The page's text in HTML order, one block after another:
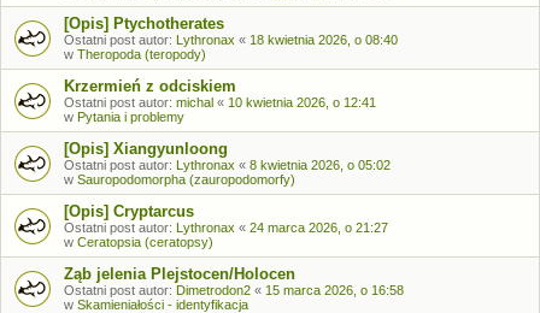
[Opis] Ptychotherates
Ostatni post autor: Lythronax « 18 kwietnia 2026, o 08:40
w Theropoda (teropody)
Krzermień z odciskiem
Ostatni post autor: michal « 10 kwietnia 2026, o 12:41
w Pytania i problemy
[Opis] Xiangyunloong
Ostatni post autor: Lythronax « 8 kwietnia 2026, o 05:02
w Sauropodomorpha (zauropodomorfy)
[Opis] Cryptarcus
Ostatni post autor: Lythronax « 24 marca 2026, o 21:27
w Ceratopsia (ceratopsy)
Ząb jelenia Plejstocen/Holocen
Ostatni post autor: Dimetrodon2 « 15 marca 2026, o 16:58
w Skamieniałości - identyfikacja